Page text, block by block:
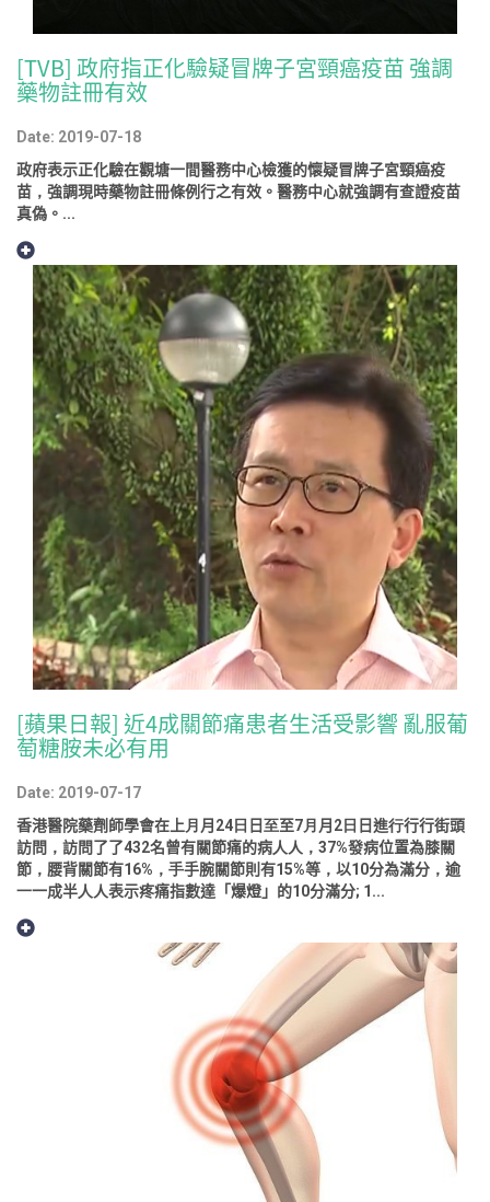
[TVB] 政府指正化驗疑冒牌子宮頸癌疫苗 強調
藥物註冊有效
Date: 2019-07-18
政府表示正化驗在觀塘一間醫務中心檢獲的懷疑冒牌子宮頸癌疫
苗，強調現時藥物註冊條例行之有效。醫務中心就強調有查證疫苗
真偽。...
[蘋果日報] 近4成關節痛患者生活受影響 亂服葡
萄糖胺未必有用
Date: 2019-07-17
香港醫院藥劑師學會在上⽉月24⽇日⾄至7⽉月2⽇日進⾏行行街頭
訪問，訪問了了432名曾有關節痛的病⼈人，37%發病位置為膝關
節，腰背關節有16%，⼿手腕關節則有15%等，以10分為滿分，逾
⼀一成半⼈人表示疼痛指數達「爆燈」的10分滿分; 1...